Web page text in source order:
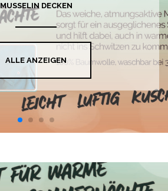
MUSSELIN DECKEN
ALLE ANZEIGEN